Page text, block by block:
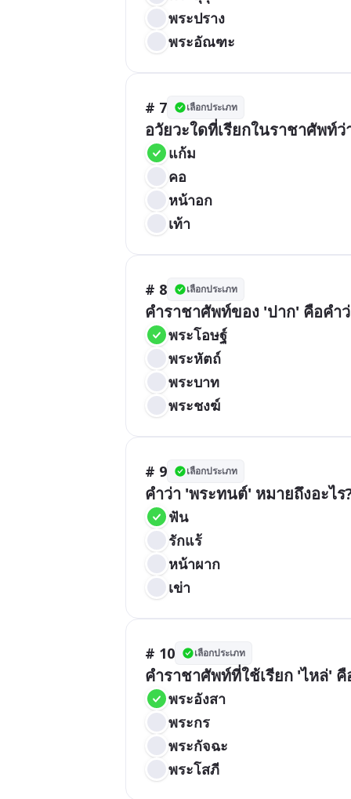
พระปราง
พระอัณฑะ
# 7 เลือกประเภท
อวัยวะใดที่เรียกในราชาศัพท์ว่
แก้ม
คอ
หน้าอก
เท้า
# 8 เลือกประเภท
คำราชาศัพท์ของ 'ปาก' คือคำว่
พระโอษฐ์
พระหัตถ์
พระบาท
พระชงฆ์
# 9 เลือกประเภท
คำว่า 'พระทนต์' หมายถึงอะไร
ฟัน
รักแร้
หน้าผาก
เข่า
# 10 เลือกประเภท
คำราชาศัพท์ที่ใช้เรียก 'ไหล่' คื
พระอังสา
พระกร
พระกัจฉะ
พระโสภี